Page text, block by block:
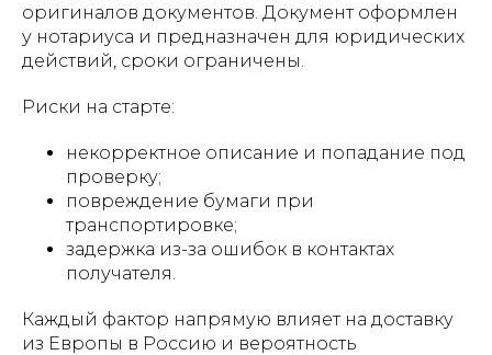
оригиналов документов. Документ оформлен
у нотариуса и предназначен для юридических
действий, сроки ограничены.
Риски на старте:
некорректное описание и попадание под
проверку;
повреждение бумаги при
транспортировке;
задержка из-за ошибок в контактах
получателя.
Каждый фактор напрямую влияет на доставку
из Европы в Россию и вероятность